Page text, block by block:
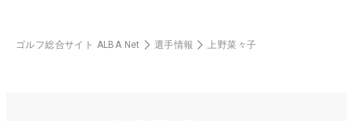
ゴルフ総合サイト ALBA Net 選手情報 上野菜々子